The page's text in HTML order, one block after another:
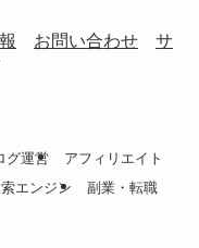
お問い合わせ
サ
グ運営
アフィリエイト
エンジン
副業・転職